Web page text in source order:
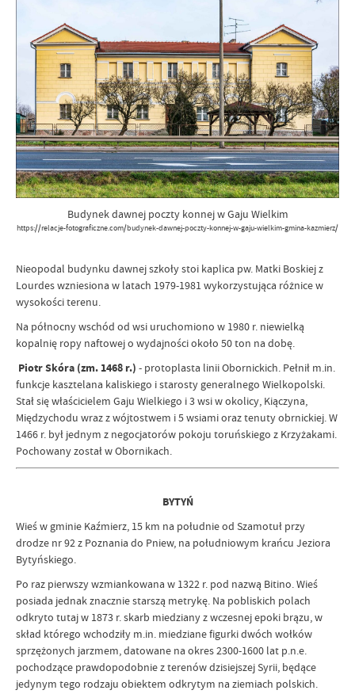
Budynek dawnej poczty konnej w Gaju Wielkim
https://relacje-fotograficzne.com/budynek-dawnej-poczty-konnej-w-gaju-wielkim-gmina-kazmierz/
Nieopodal budynku dawnej szkoły stoi kaplica pw. Matki Boskiej z
Lourdes wzniesiona w latach 1979-1981 wykorzystująca różnice w
wysokości terenu.
Na północny wschód od wsi uruchomiono w 1980 r. niewielką
kopalnię ropy naftowej o wydajności około 50 ton na dobę.
Piotr Skóra (zm. 1468 r.) - protoplasta linii Obornickich. Pełnił m.in.
funkcje kasztelana kaliskiego i starosty generalnego Wielkopolski.
Stał się właścicielem Gaju Wielkiego i 3 wsi w okolicy, Kiączyna,
Międzychodu wraz z wójtostwem i 5 wsiami oraz tenuty obrnickiej. W
1466 r. był jednym z negocjatorów pokoju toruńskiego z Krzyżakami.
Pochowany został w Obornikach.
BYTYŃ
Wieś w gminie Kaźmierz, 15 km na południe od Szamotuł przy
drodze nr 92 z Poznania do Pniew, na południowym krańcu Jeziora
Bytyńskiego.
Po raz pierwszy wzmiankowana w 1322 r. pod nazwą Bitino. Wieś
posiada jednak znacznie starszą metrykę. Na pobliskich polach
odkryto tutaj w 1873 r. skarb miedziany z wczesnej epoki brązu, w
skład którego wchodziły m.in. miedziane figurki dwóch wołków
sprzężonych jarzmem, datowane na okres 2300-1600 lat p.n.e.
pochodzące prawdopodobnie z terenów dzisiejszej Syrii, będące
jedynym tego rodzaju obiektem odkrytym na ziemiach polskich.